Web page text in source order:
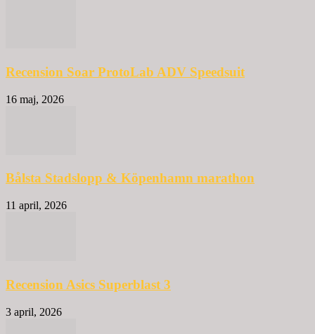
Recension Soar ProtoLab ADV Speedsuit
16 maj, 2026
Bålsta Stadslopp & Köpenhamn marathon
11 april, 2026
Recension Asics Superblast 3
3 april, 2026